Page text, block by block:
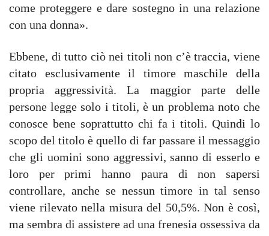
come proteggere e dare sostegno in una relazione
con una donna».
Ebbene, di tutto ciò nei titoli non c’è traccia, viene
citato esclusivamente il timore maschile della
propria aggressività. La maggior parte delle
persone legge solo i titoli, è un problema noto che
conosce bene soprattutto chi fa i titoli. Quindi lo
scopo del titolo è quello di far passare il messaggio
che gli uomini sono aggressivi, sanno di esserlo e
loro per primi hanno paura di non sapersi
controllare, anche se nessun timore in tal senso
viene rilevato nella misura del 50,5%. Non è così,
ma sembra di assistere ad una frenesia ossessiva da